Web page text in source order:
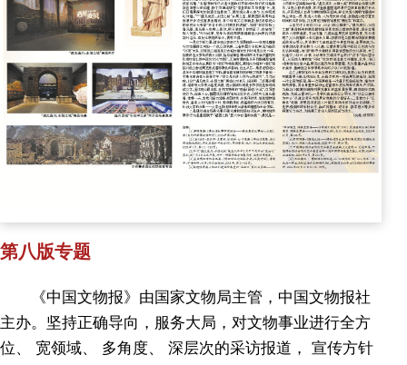
第八版专题
《中国文物报》由国家文物局主管，中国文物报社
主办。坚持正确导向，服务大局，对文物事业进行全方
位、 宽领域、 多角度、 深层次的采访报道， 宣传方针